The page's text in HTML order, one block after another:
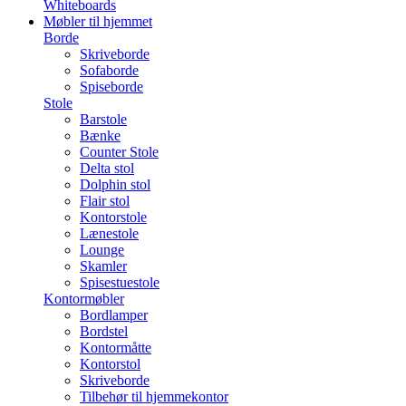
Whiteboards
Møbler til hjemmet
Borde
Skriveborde
Sofaborde
Spiseborde
Stole
Barstole
Bænke
Counter Stole
Delta stol
Dolphin stol
Flair stol
Kontorstole
Lænestole
Lounge
Skamler
Spisestuestole
Kontormøbler
Bordlamper
Bordstel
Kontormåtte
Kontorstol
Skriveborde
Tilbehør til hjemmekontor